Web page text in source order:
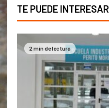
TE PUEDE INTERESAR
2 min de lectura